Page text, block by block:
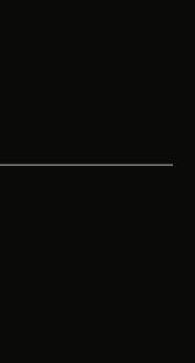
tab
tab
a new tab